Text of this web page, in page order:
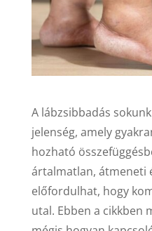
A lábzsibbadás
jelenség, amely
hozható
ártalmatlan, átmeneti
előfordulhat, hogy
utal. Ebben a cikkben